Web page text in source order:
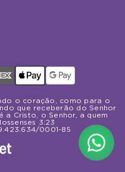
o coração, como para o
que receberão do Senhor
a Cristo, o Senhor, a quem
3:23
0001-85